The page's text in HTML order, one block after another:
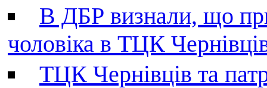
В ДБР визнали, що
чоловіка в ТЦК Чернівців
ТЦК Чернівців та